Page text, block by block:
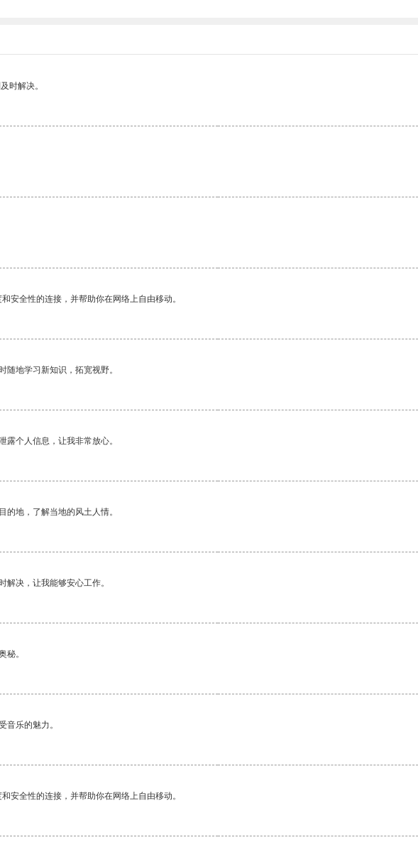
时解决。
安全性的连接，并帮助你在网络上自由移动。
地学习新知识，拓宽视野。
个人信息，让我非常放心。
地，了解当地的风土人情。
决，让我能够安心工作。
秘。
音乐的魅力。
安全性的连接，并帮助你在网络上自由移动。